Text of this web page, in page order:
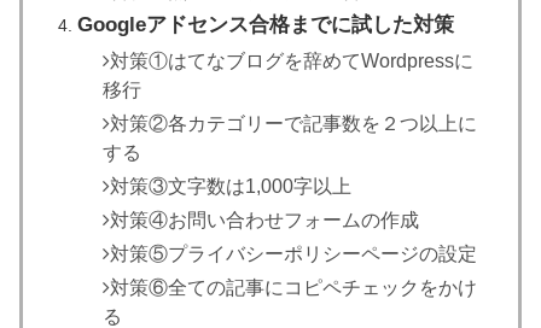
Googleアドセンス合格までに試した対策
対策①はてなブログを辞めてWordpressに
移行
対策②各カテゴリーで記事数を２つ以上に
する
対策③文字数は1,000字以上
対策④お問い合わせフォームの作成
対策⑤プライバシーポリシーページの設定
対策⑥全ての記事にコピペチェックをかけ
る